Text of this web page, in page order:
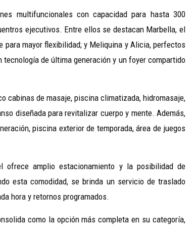
multifuncionales con capacidad para hasta 300
ejecutivos. Entre ellos se destacan Marbella, el
para mayor flexibilidad; y Meliquina y Alicia, perfectos
de última generación y un foyer compartido
cabinas de masaje, piscina climatizada, hidromasaje,
diseñada para revitalizar cuerpo y mente. Además,
piscina exterior de temporada, área de juegos
ofrece amplio estacionamiento y la posibilidad de
esta comodidad, se brinda un servicio de traslado
hora y retornos programados.
como la opción más completa en su categoría,